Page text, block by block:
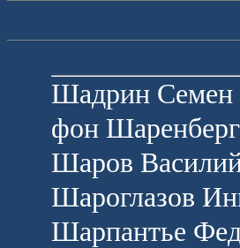
Шадрин Семен
фон
Шаров
Шароглазов
Шарпантье